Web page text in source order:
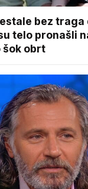
bez traga
telo pronašli
šok obrt